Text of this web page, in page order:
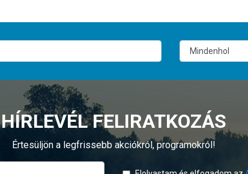
HÍRLEVÉL FELIRATKOZÁS
Értesüljön a legfrissebb akciókról, programokról!